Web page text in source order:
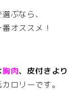
ぶなら、
番オススメ！
胸肉、皮付きより
ロリーです。